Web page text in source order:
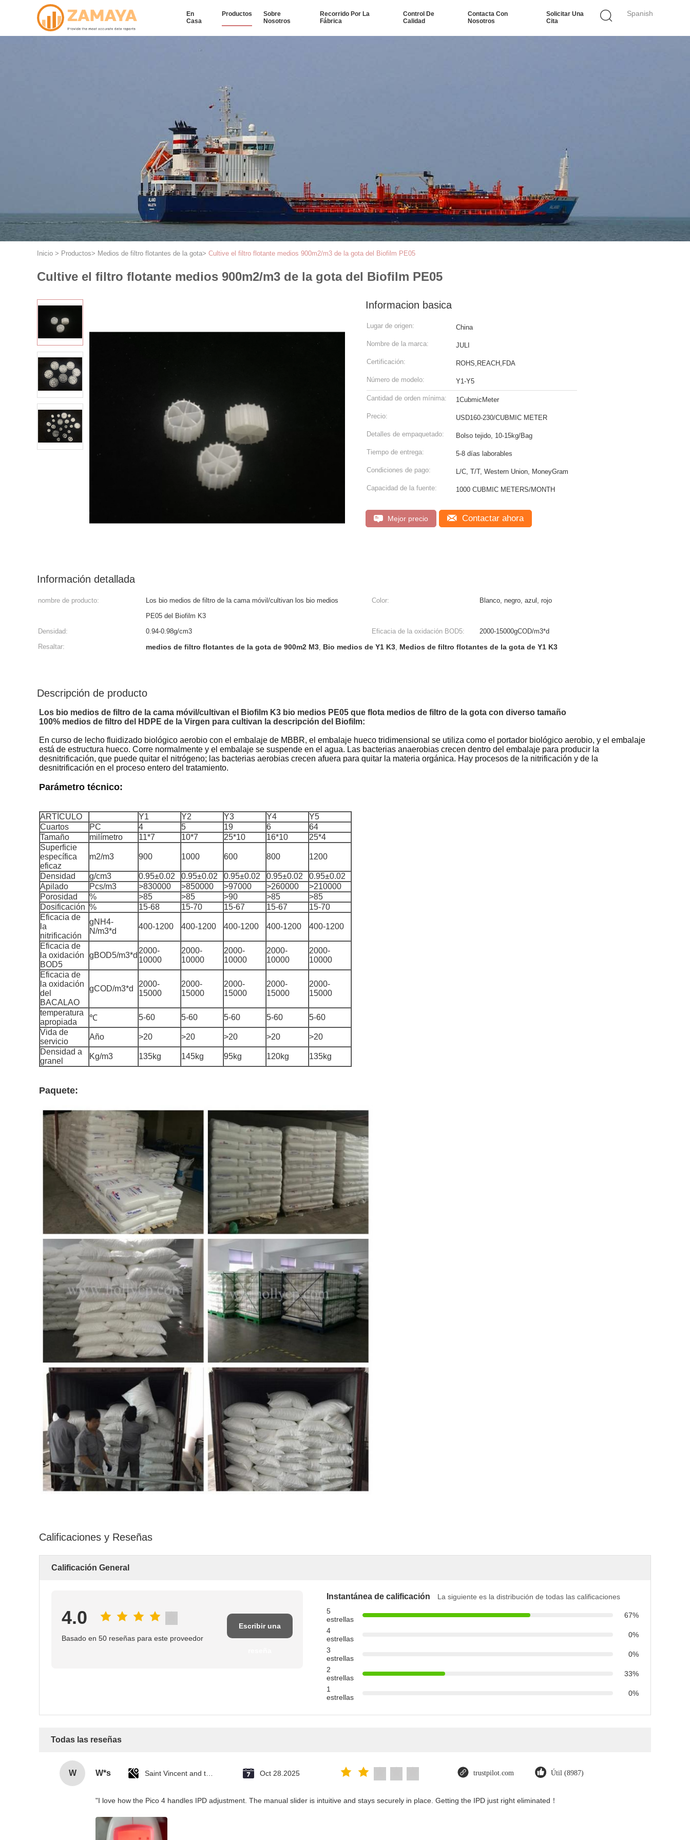
Spanish
En
Casa
Productos
Sobre
Nosotros
Recorrido Por La
Fábrica
Control De
Calidad
Contacta Con
Nosotros
Solicitar Una
Cita
Inicio > Productos> Medios de filtro flotantes de la gota> Cultive el filtro flotante medios 900m2/m3 de la gota del Biofilm PE05
Cultive el filtro flotante medios 900m2/m3 de la gota del Biofilm PE05
Informacion basica
Lugar de origen: China
Nombre de la marca: JULI
Certificación: ROHS,REACH,FDA
Número de modelo: Y1-Y5
Cantidad de orden mínima: 1CubmicMeter
Precio: USD160-230/CUBMIC METER
Detalles de empaquetado: Bolso tejido, 10-15kg/Bag
Tiempo de entrega: 5-8 días laborables
Condiciones de pago: L/C, T/T, Western Union, MoneyGram
Capacidad de la fuente: 1000 CUBMIC METERS/MONTH
Mejor precio Contactar ahora
Información detallada
nombre de producto:
Los bio medios de filtro de la cama móvil/cultivan los bio medios
PE05 del Biofilm K3
Color: Blanco, negro, azul, rojo
Densidad: 0.94-0.98g/cm3 Eficacia de la oxidación BOD5:
2000-15000gCOD/m3*d
Resaltar:
medios de filtro flotantes de la gota de 900m2 M3, Bio medios de Y1 K3, Medios de filtro flotantes de la gota de Y1 K3
Descripción de producto
Los bio medios de filtro de la cama móvil/cultivan el Biofilm K3 bio medios PE05 que flota medios de filtro de la gota con diverso tamaño
100% medios de filtro del HDPE de la Virgen para cultivan la descripción del Biofilm:
En curso de lecho fluidizado biológico aerobio con el embalaje de MBBR, el embalaje hueco tridimensional se utiliza como el portador biológico aerobio, y el embalaje
está de estructura hueco. Corre normalmente y el embalaje se suspende en el agua. Las bacterias anaerobias crecen dentro del embalaje para producir la
desnitrificación, que puede quitar el nitrógeno; las bacterias aerobias crecen afuera para quitar la materia orgánica. Hay procesos de la nitrificación y de la
desnitrificación en el proceso entero del tratamiento.
Parámetro técnico:
ARTÍCULO Y1 Y2 Y3 Y4
Y5
Cuartos
PC 4 5 19 6
64
Tamaño
milímetro 11*7 10*7 25*10 16*10
25*4
Superficie
específica
eficaz
m2/m3 900 1000 600 800 1200
Densidad g/cm3 0.95±0.02 0.95±0.02 0.95±0.02 0.95±0.02
0.95±0.02
Apilado
Pcs/m3 >830000 >850000 >97000 >260000
>210000
Porosidad
% >85 >85 >90 >85
>85
Dosificación % 15-68 15-70 15-67 15-67
15-70
Eficacia de
la
nitrificación
gNH4-
N/m3*d
400-1200 400-1200 400-1200 400-1200 400-1200
Eficacia de
la oxidación
BOD5
gBOD5/m3*d
2000-
10000
2000-
10000
2000-
10000
2000-
10000
2000-
10000
Eficacia de
la oxidación
del
BACALAO
gCOD/m3*d
2000-
15000
2000-
15000
2000-
15000
2000-
15000
2000-
15000
temperatura
apropiada
℃ 5-60 5-60 5-60 5-60
5-60
Vida de
servicio
Año >20 >20 >20 >20
>20
Densidad a
granel
Kg/m3 135kg 145kg 95kg 120kg 135kg
Paquete:
Calificaciones y Reseñas
Calificación General
4.0
Basado en 50 reseñas para este proveedor
Escribir una
Instantánea de calificación
La siguiente es la distribución de todas las calificaciones
5
estrellas
67%
4
estrellas
0%
3
estrellas
0%
2
estrellas
33%
1
estrellas
0%
Todas las reseñas
W W*s Oct 28.2025 trustpilot.com Útil (8987)
"I love how the Pico 4 handles IPD adjustment. The manual slider is intuitive and stays securely in place. Getting the IPD just right eliminated！